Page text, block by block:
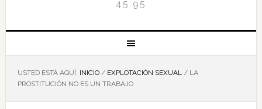
45 95
USTED ESTÁ AQUÍ: INICIO / EXPLOTACIÓN SEXUAL /LA
PROSTITUCIÓN NO ES UN TRABAJO